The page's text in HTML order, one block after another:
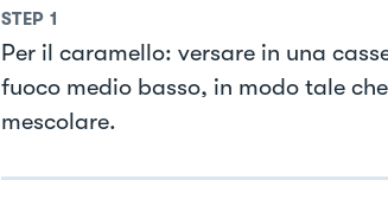
STEP 1
Per il caramello: versare in una
fuoco medio basso, in modo tale
mescolare.